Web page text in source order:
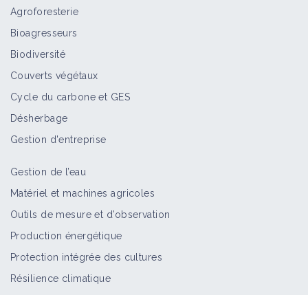
Structure
Transition en ACS en système
Agroforesterie
Bioagresseurs
Biodiversité
Couverts végétaux
Cycle du carbone et GES
Désherbage
Gestion d'entreprise
Gestion de l’eau
Matériel et machines agricoles
Outils de mesure et d’observation
Production énergétique
Protection intégrée des cultures
Résilience climatique